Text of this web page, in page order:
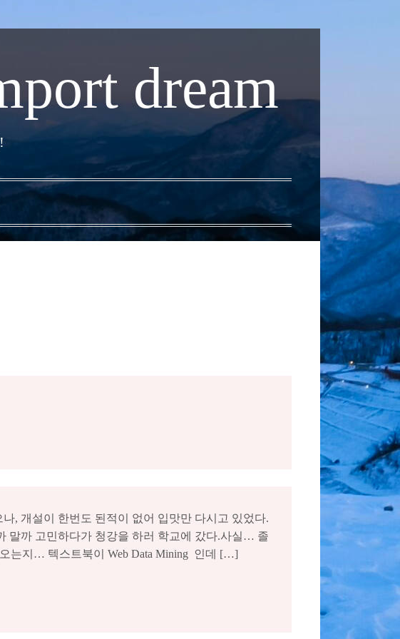
dream
, 개설이 한번도 된적이 없어 입맛만 다시고 있었다.
말까 고민하다가 청강을 하러 학교에 갔다.사실… 졸
는지… 텍스트북이 Web Data Mining 인데 […]